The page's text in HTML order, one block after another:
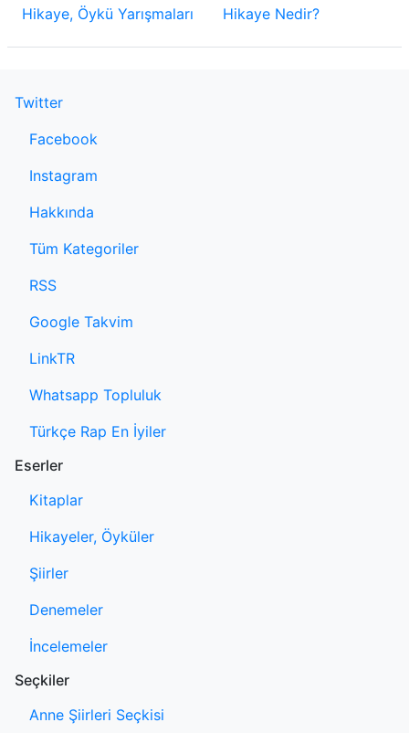
Hikaye, Öykü Yarışmaları
Hikaye Nedir?
Twitter
Facebook
Instagram
Hakkında
Tüm Kategoriler
RSS
Google Takvim
LinkTR
Whatsapp Topluluk
Türkçe Rap En İyiler
Eserler
Kitaplar
Hikayeler, Öyküler
Şiirler
Denemeler
İncelemeler
Seçkiler
Anne Şiirleri Seçkisi